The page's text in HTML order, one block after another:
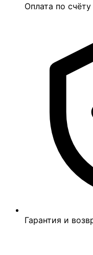
Оплата по
Гарантия и